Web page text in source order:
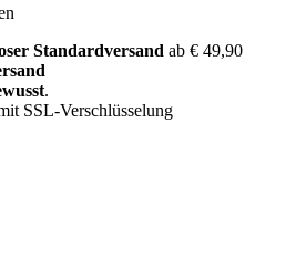
Standardversand ab € 49,90
.
SSL-Verschlüsselung